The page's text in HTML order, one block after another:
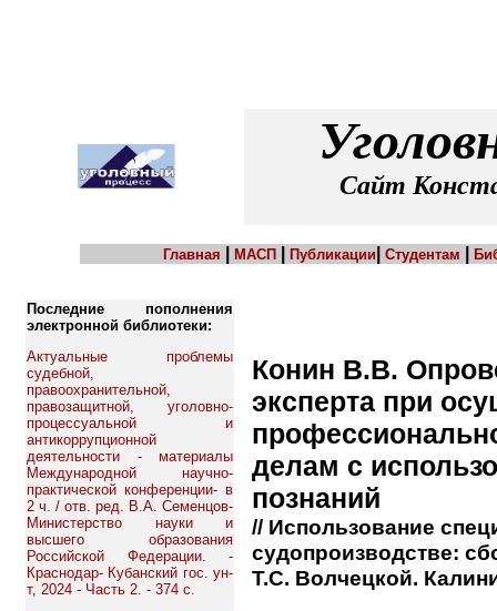
Сайт
Главная МАСП Публикации Студентам
Последние пополнения
электронной библиотеки:
Актуальные проблемы
судебной,
правоохранительной,
правозащитной, уголовно-
процессуальной и
антикоррупционной
деятельности - материалы
Международной научно-
практической конференции- в
2 ч. / отв. ред. В.А. Семенцов-
Министерство науки и
высшего образования
Российской Федерации. -
Краснодар- Кубанский гос. ун-
т, 2024 - Часть 2. - 374 с.
Конин В.В.
эксперта при
делам с
познаний
// Использование
судопроизводстве:
Т.С. Волчецкой.